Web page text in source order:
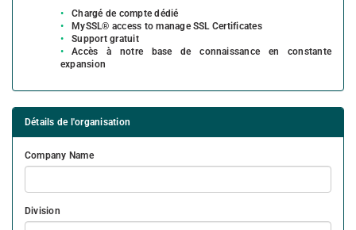
Chargé de compte dédié
MySSL® access to manage SSL Certificates
Support gratuit
Accès à notre base de connaissance en constante
expansion
Détails de l'organisation
Company Name
Division